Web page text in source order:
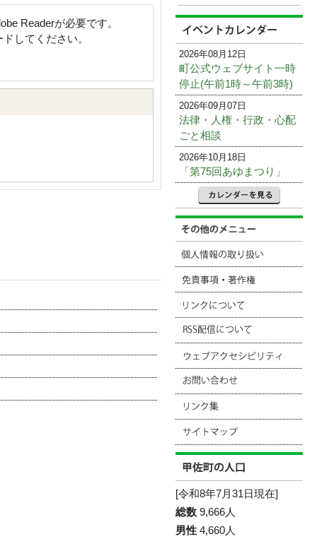
Readerが必要です。
してください。
2026年08月12日
町公式ウェブサイト一時
停止(午前1時～午前3時)
2026年09月07日
法律・人権・行政・心配
ごと相談
2026年10月18日
「第75回あゆまつり」
[令和8年7月31日現在]
総数 9,666人
男性 4,660人